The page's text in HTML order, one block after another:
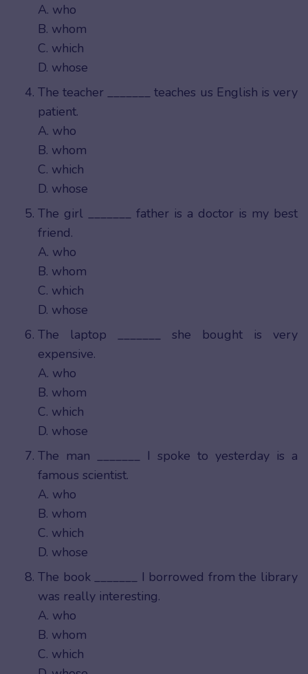
A. who
B. whom
C. which
D. whose
The teacher _______ teaches us English is very
patient.
A. who
B. whom
C. which
D. whose
The girl _______ father is a doctor is my best
friend.
A. who
B. whom
C. which
D. whose
The laptop _______ she bought is very
expensive.
A. who
B. whom
C. which
D. whose
The man _______ I spoke to yesterday is a
famous scientist.
A. who
B. whom
C. which
D. whose
The book _______ I borrowed from the library
was really interesting.
A. who
B. whom
C. which